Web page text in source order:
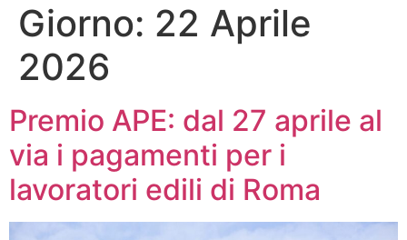
Giorno: 22 Aprile
2026
Premio APE: dal 27 aprile al
via i pagamenti per i
lavoratori edili di Roma